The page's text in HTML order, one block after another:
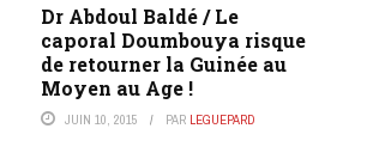
Dr Abdoul Baldé / Le
caporal Doumbouya risque
de retourner la Guinée au
Moyen au Age !
JUIN 10, 2015 PAR LEGUEPARD